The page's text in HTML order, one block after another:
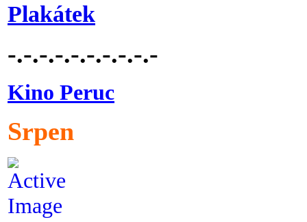
Plakátek
-.-.-.-.-.-.-.-.-.-
Kino Peruc
Srpen